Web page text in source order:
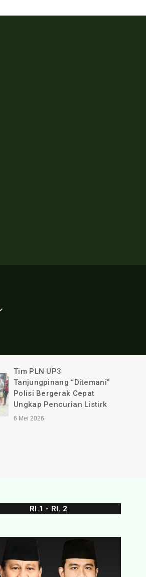
Tim PLN UP3
Tanjungpinang “Ditemani”
Polisi Bergerak Cepat
Ungkap Pencurian Listirk
6 Mei 2026
RI.1 - RI. 2